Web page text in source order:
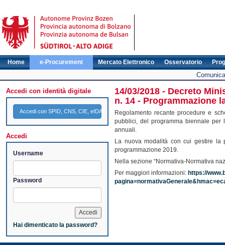
Home e-Procurement Mercato Elettronico Osservatorio
Accedi con identità digitale
Accedi con SPID, CNS, CIE, eIDAS
Accedi
Username
Password
Hai dimenticato la password?
14/03/2018 - Decreto
n. 14 - Programmazione
Regolamento recante procedure e
pubblici, del programma biennale
annuali.
La nuova modalità con cui gestire la
programmazione 2019.
Nella sezione “Normativa-Normativa
Per maggiori informazioni: https://